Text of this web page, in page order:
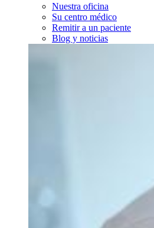
Nuestra oficina
Su centro médico
Remitir a un paciente
Blog y noticias